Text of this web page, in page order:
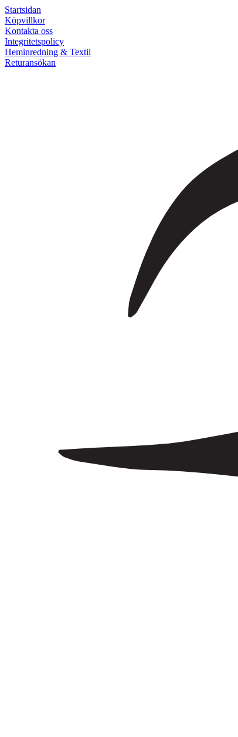
Startsidan
Köpvillkor
Kontakta oss
Integritetspolicy
Heminredning & Textil
Returansökan